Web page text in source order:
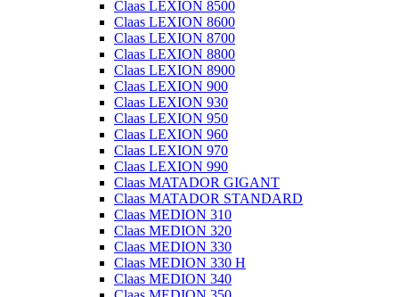
Claas LEXION 8500
Claas LEXION 8600
Claas LEXION 8700
Claas LEXION 8800
Claas LEXION 8900
Claas LEXION 900
Claas LEXION 930
Claas LEXION 950
Claas LEXION 960
Claas LEXION 970
Claas LEXION 990
Claas MATADOR GIGANT
Claas MATADOR STANDARD
Claas MEDION 310
Claas MEDION 320
Claas MEDION 330
Claas MEDION 330 H
Claas MEDION 340